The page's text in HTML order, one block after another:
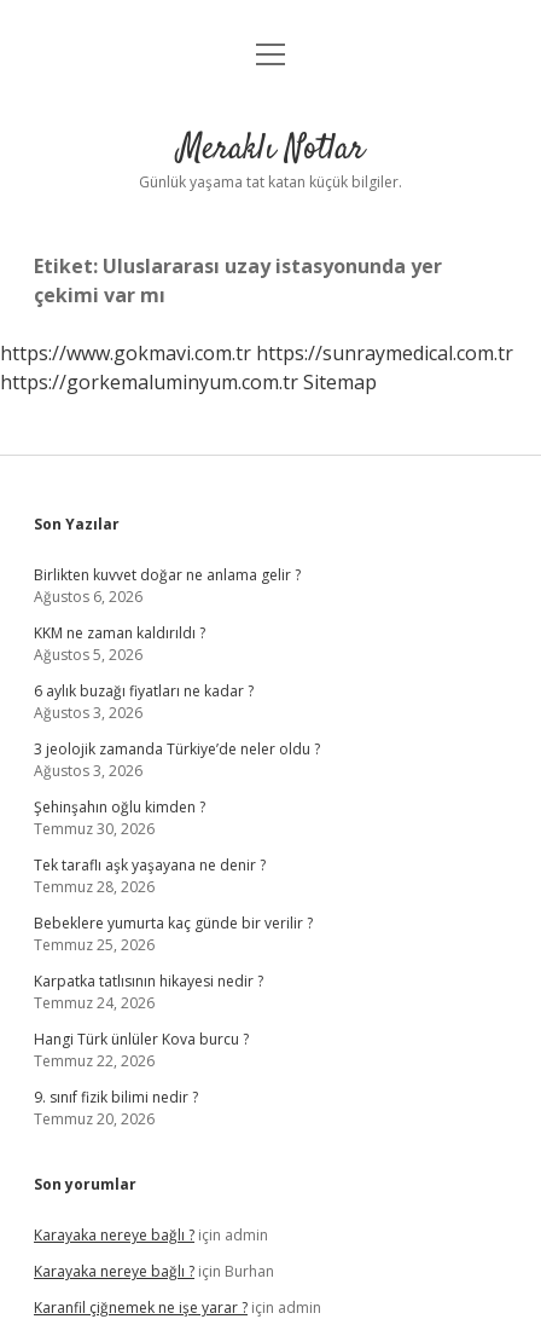
Anasayfa
Yasal Uyarı
menüyü
Meraklı Notlar
Günlük yaşama tat katan küçük bilgiler.
Etiket: Uluslararası uzay istasyonunda yer
çekimi var mı
https://www.gokmavi.com.tr https://sunraymedical.com.tr
https://gorkemaluminyum.com.trSitemap
Sidebar
Son Yazılar
Birlikten kuvvet doğar ne anlama gelir ?
Ağustos 6, 2026
KKM ne zaman kaldırıldı ?
Ağustos 5, 2026
6 aylık buzağı fiyatları ne kadar ?
Ağustos 3, 2026
3 jeolojik zamanda Türkiye’de neler oldu ?
Ağustos 3, 2026
Şehinşahın oğlu kimden ?
Temmuz 30, 2026
Tek taraflı aşk yaşayana ne denir ?
Temmuz 28, 2026
Bebeklere yumurta kaç günde bir verilir ?
Temmuz 25, 2026
Karpatka tatlısının hikayesi nedir ?
Temmuz 24, 2026
Hangi Türk ünlüler Kova burcu ?
Temmuz 22, 2026
9. sınıf fizik bilimi nedir ?
Temmuz 20, 2026
Son yorumlar
Karayaka nereye bağlı ? için admin
Karayaka nereye bağlı ? için Burhan
Karanfil çiğnemek ne işe yarar ? için admin